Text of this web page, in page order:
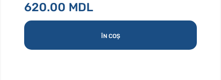
620.00 MDL
ÎN COȘ